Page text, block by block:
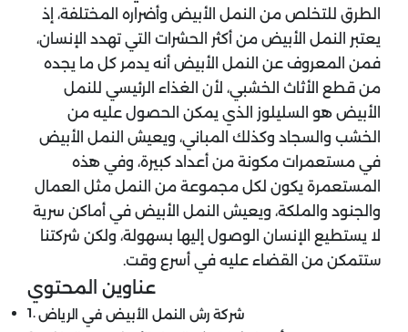
الطرق للتخلص من النمل الأبيض وأضراره المختلفة، إذ
يعتبر النمل الأبيض من أكثر الحشرات التي تهدد الإنسان،
فمن المعروف عن النمل الأبيض أنه يدمر كل ما يجده
من قطع الأثاث الخشبي، لأن الغذاء الرئيسي للنمل
الأبيض هو السليلوز الذي يمكن الحصول عليه من
الخشب والسجاد وكذلك المباني، ويعيش النمل الأبيض
في مستعمرات مكونة من أعداد كبيرة، وفي هذه
المستعمرة يكون لكل مجموعة من النمل مثل العمال
والجنود والملكة، ويعيش النمل الأبيض في أماكن سرية
لا يستطيع الإنسان الوصول إليها بسهولة، ولكن شركتنا
ستتمكن من القضاء عليه في أسرع وقت.
عناوين المحتوي
شركة رش النمل الأبيض في الرياض